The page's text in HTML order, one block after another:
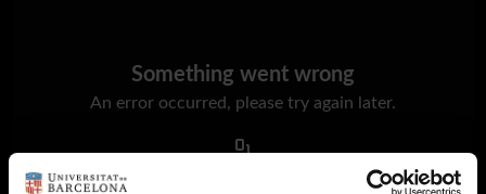
Something went wrong
An error occurred, please try again later.